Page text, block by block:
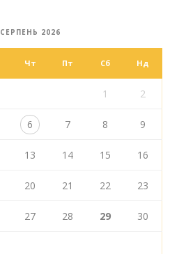
СЕРПЕНЬ 2026
Чт Пт Сб Нд
1 2
6 7 8 9
13 14 15 16
20 21 22 23
27 28 29 30